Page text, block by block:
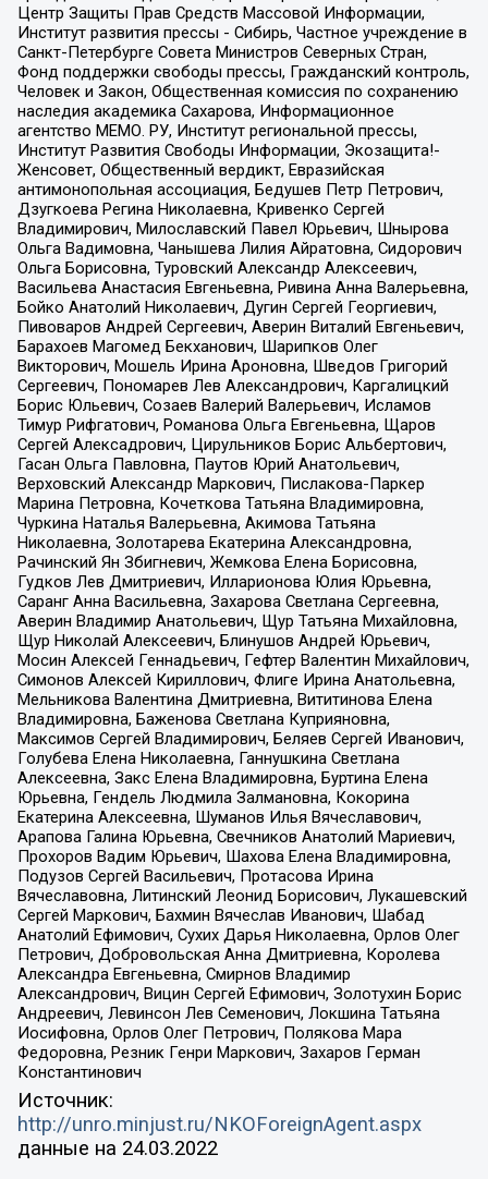
Центр Защиты Прав Средств Массовой Информации,
Институт развития прессы - Сибирь, Частное учреждение в
Санкт-Петербурге Совета Министров Северных Стран,
Фонд поддержки свободы прессы, Гражданский контроль,
Человек и Закон, Общественная комиссия по сохранению
наследия академика Сахарова, Информационное
агентство МЕМО. РУ, Институт региональной прессы,
Институт Развития Свободы Информации, Экозащита!-
Женсовет, Общественный вердикт, Евразийская
антимонопольная ассоциация, Бедушев Петр Петрович,
Дзугкоева Регина Николаевна, Кривенко Сергей
Владимирович, Милославский Павел Юрьевич, Шнырова
Ольга Вадимовна, Чанышева Лилия Айратовна, Сидорович
Ольга Борисовна, Туровский Александр Алексеевич,
Васильева Анастасия Евгеньевна, Ривина Анна Валерьевна,
Бойко Анатолий Николаевич, Дугин Сергей Георгиевич,
Пивоваров Андрей Сергеевич, Аверин Виталий Евгеньевич,
Барахоев Магомед Бекханович, Шарипков Олег
Викторович, Мошель Ирина Ароновна, Шведов Григорий
Сергеевич, Пономарев Лев Александрович, Каргалицкий
Борис Юльевич, Созаев Валерий Валерьевич, Исламов
Тимур Рифгатович, Романова Ольга Евгеньевна, Щаров
Сергей Алексадрович, Цирульников Борис Альбертович,
Гасан Ольга Павловна, Паутов Юрий Анатольевич,
Верховский Александр Маркович, Пислакова-Паркер
Марина Петровна, Кочеткова Татьяна Владимировна,
Чуркина Наталья Валерьевна, Акимова Татьяна
Николаевна, Золотарева Екатерина Александровна,
Рачинский Ян Збигневич, Жемкова Елена Борисовна,
Гудков Лев Дмитриевич, Илларионова Юлия Юрьевна,
Саранг Анна Васильевна, Захарова Светлана Сергеевна,
Аверин Владимир Анатольевич, Щур Татьяна Михайловна,
Щур Николай Алексеевич, Блинушов Андрей Юрьевич,
Мосин Алексей Геннадьевич, Гефтер Валентин Михайлович,
Симонов Алексей Кириллович, Флиге Ирина Анатольевна,
Мельникова Валентина Дмитриевна, Вититинова Елена
Владимировна, Баженова Светлана Куприяновна,
Максимов Сергей Владимирович, Беляев Сергей Иванович,
Голубева Елена Николаевна, Ганнушкина Светлана
Алексеевна, Закс Елена Владимировна, Буртина Елена
Юрьевна, Гендель Людмила Залмановна, Кокорина
Екатерина Алексеевна, Шуманов Илья Вячеславович,
Арапова Галина Юрьевна, Свечников Анатолий Мариевич,
Прохоров Вадим Юрьевич, Шахова Елена Владимировна,
Подузов Сергей Васильевич, Протасова Ирина
Вячеславовна, Литинский Леонид Борисович, Лукашевский
Сергей Маркович, Бахмин Вячеслав Иванович, Шабад
Анатолий Ефимович, Сухих Дарья Николаевна, Орлов Олег
Петрович, Добровольская Анна Дмитриевна, Королева
Александра Евгеньевна, Смирнов Владимир
Александрович, Вицин Сергей Ефимович, Золотухин Борис
Андреевич, Левинсон Лев Семенович, Локшина Татьяна
Иосифовна, Орлов Олег Петрович, Полякова Мара
Федоровна, Резник Генри Маркович, Захаров Герман
Константинович
Источник:
http://unro.minjust.ru/NKOForeignAgent.aspx
данные на 24.03.2022